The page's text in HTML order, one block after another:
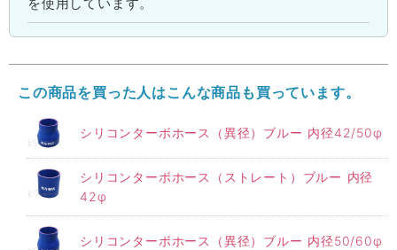
を使用しています。
この商品を買った人はこんな商品も買っています。
シリコンターボホース（異径）ブルー 内径42/50φ
シリコンターボホース（ストレート）ブルー 内径
42φ
シリコンターボホース（異径）ブルー 内径50/60φ